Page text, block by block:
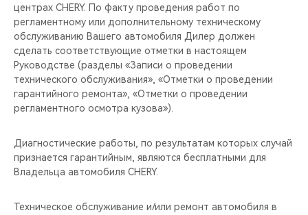
центрах CHERY. По факту проведения работ по
регламентному или дополнительному техническому
обслуживанию Вашего автомобиля Дилер должен
сделать соответствующие отметки в настоящем
Руководстве (разделы «Записи о проведении
технического обслуживания», «Отметки о проведении
гарантийного ремонта», «Отметки о проведении
регламентного осмотра кузова»).
Диагностические работы, по результатам которых случай
признается гарантийным, являются бесплатными для
Владельца автомобиля CHERY.
Техническое обслуживание и/или ремонт автомобиля в